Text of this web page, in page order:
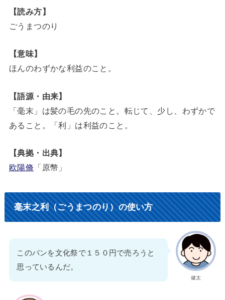
【読み方】
ごうまつのり
【意味】
ほんのわずかな利益のこと。
【語源・由来】
「毫末」は髪の毛の先のこと。転じて、少し、わずかで
あること。「利」は利益のこと。
【典拠・出典】
欧陽脩 「原幣」
毫末之利（ごうまつのり）の使い方
健太
このパンを文化祭で１５０円で売ろうと
思っているんだ。